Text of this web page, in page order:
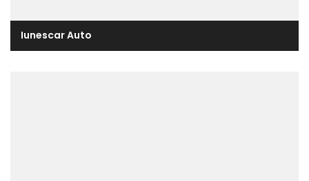
Iunescar Auto